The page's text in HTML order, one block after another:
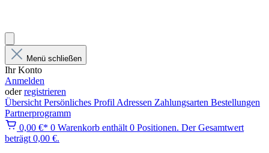
Menü schließen
Ihr Konto
Anmelden
oderregistrieren
Übersicht Persönliches Profil Adressen Zahlungsarten Bestellungen
Partnerprogramm
0,00 €* 0 Warenkorb enthält 0 Positionen. Der Gesamtwert
beträgt 0,00 €.